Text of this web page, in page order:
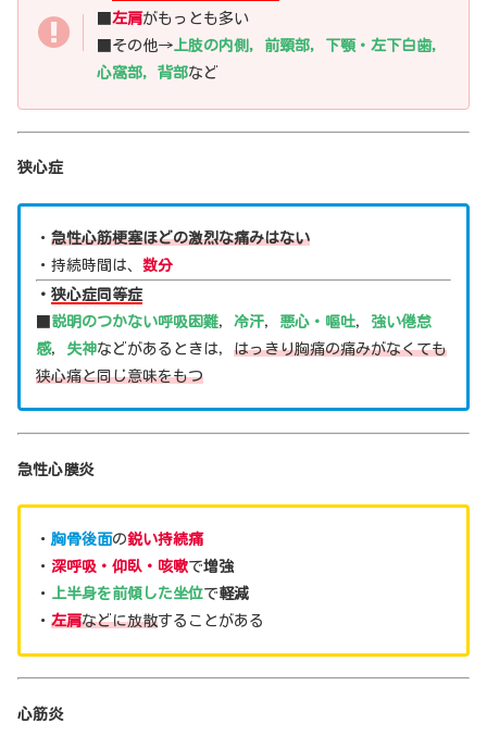
左肩がもっとも多い
■その他→上肢の内側，前頸部，下顎・左下白歯，
心窩部，背部など
狭心症
・ 急性心筋梗塞ほどの激烈な痛みはない
・持続時間は、 数分
・ 狭心症同等症
説明のつかない呼吸困難， 冷汗， 悪心・嘔吐， 強い倦怠
感， 失神などがあるときは， はっきり胸痛の痛みがなくても
狭心痛と同じ意味をもつ
急性心膜炎
・ 胸骨後面の鋭い持続痛
・ 深呼吸・仰臥・咳嗽で増強
・ 上半身を前傾した坐位で軽減
・ 左肩などに放散することがある
心筋炎